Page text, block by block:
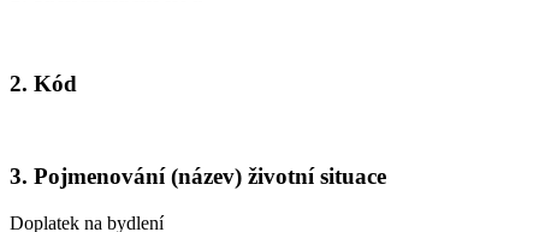
2. Kód
3. Pojmenování (název) životní situace
Doplatek na bydlení